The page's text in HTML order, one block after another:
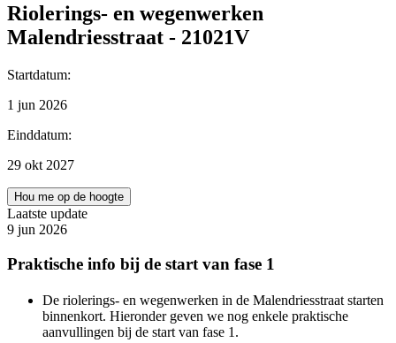
Riolerings- en wegenwerken
Malendriesstraat - 21021V
Startdatum:
1 jun 2026
Einddatum:
29 okt 2027
Hou me op de hoogte
Laatste update
9 jun 2026
Praktische info bij de start van fase 1
De riolerings- en wegenwerken in de Malendriesstraat starten
binnenkort. Hieronder geven we nog enkele praktische
aanvullingen bij de start van fase 1.